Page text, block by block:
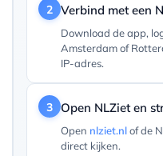
2 Verbind met een
Download de app,
Amsterdam of
IP-adres.
3 Open NLZiet en
Open nlziet.nlof de
direct kijken.